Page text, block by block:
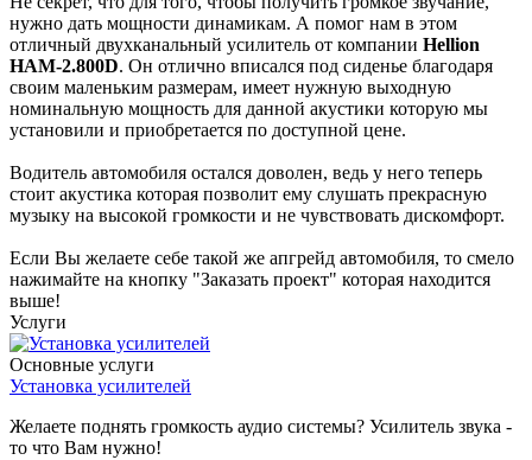
нужно дать мощности динамикам. А помог нам в этом
отличный двухканальный усилитель от компании Hellion
HAM-2.800D. Он отлично вписался под сиденье благодаря
своим маленьким размерам, имеет нужную выходную
номинальную мощность для данной акустики которую мы
установили и приобретается по доступной цене.
Водитель автомобиля остался доволен, ведь у него теперь
стоит акустика которая позволит ему слушать прекрасную
музыку на высокой громкости и не чувствовать дискомфорт.
Если Вы желаете себе такой же апгрейд автомобиля, то смело
нажимайте на кнопку "Заказать проект" которая находится
выше!
Услуги
Основные услуги
Установка усилителей
Желаете поднять громкость аудио системы? Усилитель звука -
то что Вам нужно!